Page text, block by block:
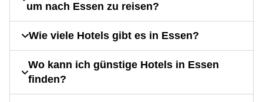
um nach Essen zu reisen?
Wie viele Hotels gibt es in Essen?
Wo kann ich günstige Hotels in Essen
finden?